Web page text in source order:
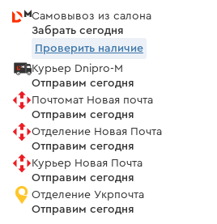
Самовывоз из салона
Забрать сегодня
Проверить наличие
Курьер Dnipro-M
Отправим сегодня
Почтомат Новая почта
Отправим сегодня
Отделение Новая Почта
Отправим сегодня
Курьер Новая Почта
Отправим сегодня
Отделение Укрпочта
Отправим сегодня